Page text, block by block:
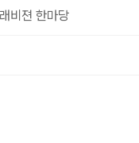
비젼 한마당